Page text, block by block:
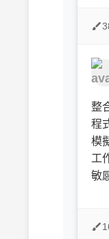
整
程
模
工
敏